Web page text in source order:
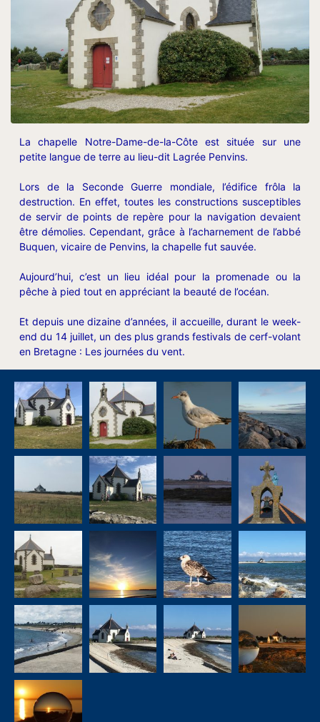
La chapelle Notre-Dame-de-la-Côte est située sur une
petite langue de terre au lieu-dit Lagrée Penvins.
Lors de la Seconde Guerre mondiale, l’édifice frôla la
destruction. En effet, toutes les constructions susceptibles
de servir de points de repère pour la navigation devaient
être démolies. Cependant, grâce à l’acharnement de l’abbé
Buquen, vicaire de Penvins, la chapelle fut sauvée.
Aujourd’hui, c’est un lieu idéal pour la promenade ou la
pêche à pied tout en appréciant la beauté de l’océan.
Et depuis une dizaine d’années, il accueille, durant le week-
end du 14 juillet, un des plus grands festivals de cerf-volant
en Bretagne : Les journées du vent.